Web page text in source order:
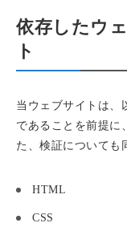
依存したウ
ト
当ウェブサイトは、
であることを前提に
た、検証についても
HTML
CSS